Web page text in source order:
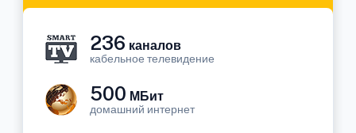
236 каналов
кабельное телевидение
500 МБит
домашний интернет